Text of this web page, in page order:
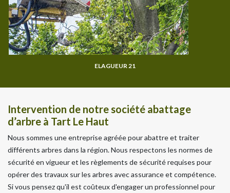
ELAGUEUR 21
Intervention de notre société abattage
d’arbre à Tart Le Haut
Nous sommes une entreprise agréée pour abattre et traiter
différents arbres dans la région. Nous respectons les normes de
sécurité en vigueur et les règlements de sécurité requises pour
opérer des travaux sur les arbres avec assurance et compétence.
Si vous pensez qu'il est coûteux d'engager un professionnel pour